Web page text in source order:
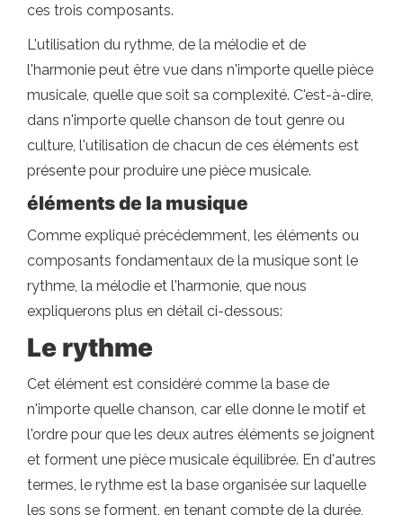
ces trois composants.
L'utilisation du rythme, de la mélodie et de
l'harmonie peut être vue dans n'importe quelle pièce
musicale, quelle que soit sa complexité. C'est-à-dire,
dans n'importe quelle chanson de tout genre ou
culture, l'utilisation de chacun de ces éléments est
présente pour produire une pièce musicale.
éléments de la musique
Comme expliqué précédemment, les éléments ou
composants fondamentaux de la musique sont le
rythme, la mélodie et l'harmonie, que nous
expliquerons plus en détail ci-dessous:
Le rythme
Cet élément est considéré comme la base de
n'importe quelle chanson, car elle donne le motif et
l'ordre pour que les deux autres éléments se joignent
et forment une pièce musicale équilibrée. En d'autres
termes, le rythme est la base organisée sur laquelle
les sons se forment, en tenant compte de la durée,